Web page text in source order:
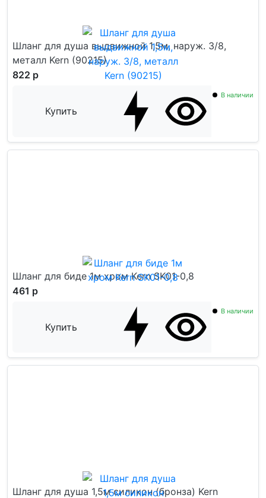
Шланг для душа выдвижной 1,5м, наруж. 3/8,
металл Kern (90215)
822 р
Купить
В наличии
Шланг для биде 1м хром Kern SK01-0,8
461 р
Купить
В наличии
Шланг для душа 1,5м силикон (бронза) Kern